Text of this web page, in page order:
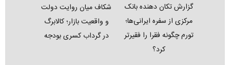
گزارش تکان‌ دهنده بانک
مرکزی از سفره ایرانی‌ها؛
تورم چگونه فقرا را فقیرتر
کرد؟
شکاف میان روایت دولت
و واقعیت بازار؛ کالابرگ
در گرداب کسری بودجه